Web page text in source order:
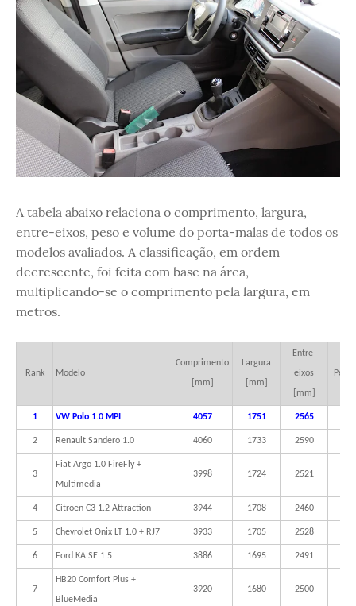
A tabela abaixo relaciona o comprimento, largura,
entre-eixos, peso e volume do porta-malas de todos os
modelos avaliados. A classificação, em ordem
decrescente, foi feita com base na área,
multiplicando-se o comprimento pela largura, em
metros.
Rank Modelo
Comprimento
[mm]
Largura
[mm]
Entre-
eixos
[mm]
Peso
1 VW Polo 1.0 MPI 4057 1751 2565
2 Renault Sandero 1.0 4060 1733 2590
3
Fiat Argo 1.0 FireFly +
Multimedia
3998 1724 2521
4 Citroen C3 1.2 Attraction 3944 1708 2460
5 Chevrolet Onix LT 1.0 + RJ7 3933 1705 2528
6 Ford KA SE 1.5 3886 1695 2491
7
HB20 Comfort Plus +
BlueMedia
3920 1680 2500